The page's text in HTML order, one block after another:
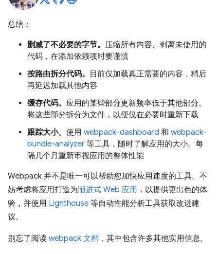
总结：
删减了不必要的字节。 压缩所有内容、剥离未使用的
代码，在添加依赖项时要谨慎
按路由拆分代码。
目前仅加载真正需要的内容，稍后
再延迟加载其他内容
缓存代码。 应用的某些部分更新频率低于其他部分。
将这些部分拆分为文件，以便仅在必要时重新下载
跟踪大小。使用 webpack-dashboard 和 webpack-
bundle-analyzer 等工具，随时了解应用的大小。每
隔几个月重新审视应用的整体性能
Webpack 并不是唯一可以帮助您加快应用速度的工具。不
妨考虑将应用打造为渐进式 Web 应用 ，以提供更出色的体
验，并使用 Lighthouse 等自动性能分析工具获取改进建
议。
别忘了阅读 webpack 文档 ，其中包含许多其他实用信息。